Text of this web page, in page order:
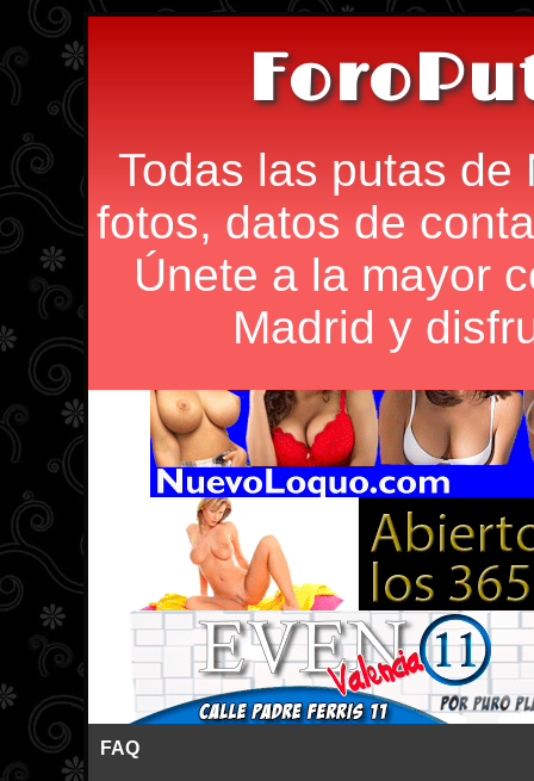
Todas las putas de
fotos, datos de
Únete a la mayor
Madrid y
FAQ